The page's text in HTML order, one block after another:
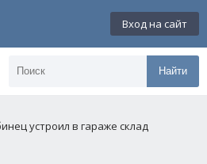
Вход на сайт
Найти
устроил в гараже склад